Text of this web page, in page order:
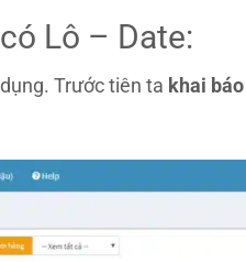
Lô – Date:
Trước tiên ta khai